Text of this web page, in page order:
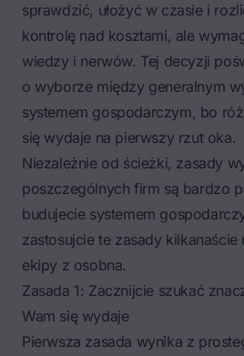
sprawdzić, ułożyć w czasie i
kontrolę nad kosztami, ale
wiedzy i nerwów. Tej decyzji
o wyborze między generalnym
systemem gospodarczym, bo
się wydaje na pierwszy rzut oka.
Niezależnie od ścieżki, zasady
poszczególnych firm są bardzo
budujecie systemem
zastosujcie te zasady kilkanaście
ekipy z osobna.
Zasada 1: Zacznijcie szukać
Wam się wydaje
Pierwsza zasada wynika z